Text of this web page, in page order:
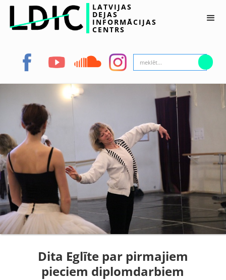
LATVIJAS
DEJAS
INFORMĀCIJAS
CENTRS
Dita Eglīte par pirmajiem
pieciem diplomdarbiem